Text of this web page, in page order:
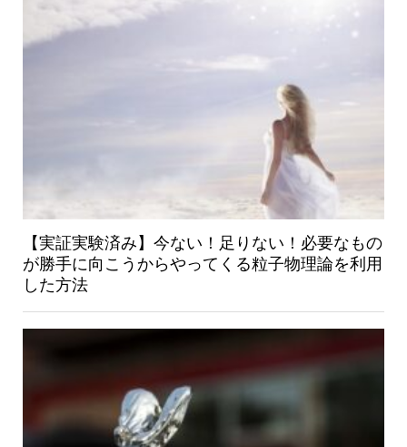
【実証実験済み】今ない！足りない！必要なもの
が勝手に向こうからやってくる粒子物理論を利用
した方法